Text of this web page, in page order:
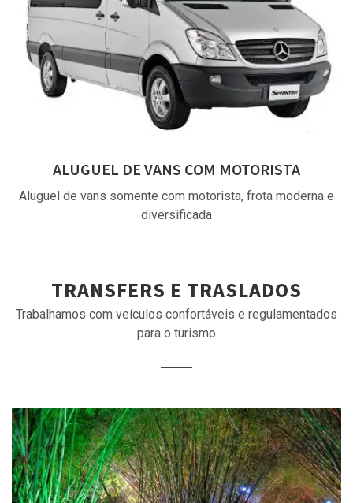
ALUGUEL DE VANS COM MOTORISTA
Aluguel de vans somente com motorista, frota moderna e
diversificada
TRANSFERS E TRASLADOS
Trabalhamos com veículos confortáveis e regulamentados
para o turismo